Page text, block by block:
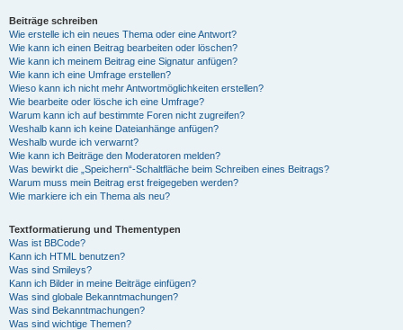
Beiträge schreiben
Wie erstelle ich ein neues Thema oder eine Antwort?
Wie kann ich einen Beitrag bearbeiten oder löschen?
Wie kann ich meinem Beitrag eine Signatur anfügen?
Wie kann ich eine Umfrage erstellen?
Wieso kann ich nicht mehr Antwortmöglichkeiten erstellen?
Wie bearbeite oder lösche ich eine Umfrage?
Warum kann ich auf bestimmte Foren nicht zugreifen?
Weshalb kann ich keine Dateianhänge anfügen?
Weshalb wurde ich verwarnt?
Wie kann ich Beiträge den Moderatoren melden?
Was bewirkt die „Speichern“-Schaltfläche beim Schreiben eines Beitrags?
Warum muss mein Beitrag erst freigegeben werden?
Wie markiere ich ein Thema als neu?
Textformatierung und Thementypen
Was ist BBCode?
Kann ich HTML benutzen?
Was sind Smileys?
Kann ich Bilder in meine Beiträge einfügen?
Was sind globale Bekanntmachungen?
Was sind Bekanntmachungen?
Was sind wichtige Themen?